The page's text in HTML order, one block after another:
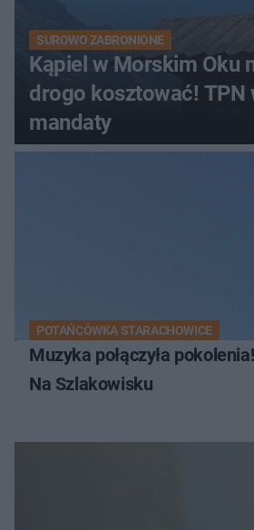
SUROWO ZABRONIONE
Kąpiel w Morskim Oku
drogo kosztować! TPN
mandaty
POTAŃCÓWKA STARACHOWICE
Muzyka połączyła
Na Szlakowisku